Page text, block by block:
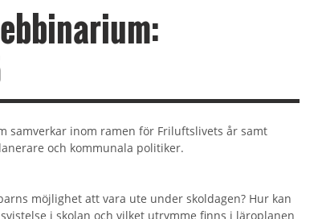
samverkar inom ramen för Friluftslivets år samt
och kommunala politiker.
möjlighet att vara ute under skoldagen? Hur kan
i skolan och vilket utrymme finns i läroplanen